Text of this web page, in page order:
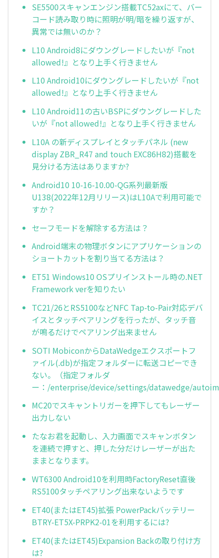
SE5500スキャンエンジン搭載TC52axにて、バー
コード読み取り時に照明が明/暗を繰り返すが、
異常では無いのか？
L10 Android8にダウングレードしたいが『not
allowed!』となり上手く行きません
L10 Android10にダウングレードしたいが『not
allowed!』となり上手く行きません
L10 Android11の古いBSPにダウングレードした
いが『not allowed!』となり上手く行きません
L10A の新ディスプレイとタッチパネル (new
display ZBR_R47 and touch EXC86H82)搭載を
見分ける方法はありますか?
Android10 10-16-10.00-QG系列最新版
U138(2022年12月リリース)はL10Aで利用可能で
すか？
セーフモードを解除する方法は？
Android端末の物理ボタンにアプリケーションの
ショートカットを割り当てる方法は？
ET51 Windows10 OSプリインストール時の.NET
Framework verを知りたい
TC21/26とRS5100などNFC Tap-to-Pair対応デバ
イスとタッチペアリングを行ったが、タッチ音
が鳴るだけでペアリング出来ません
SOTI MobiconからDataWedgeエクスポートフ
ァイル(.db)が指定フォルダーに転送コピーでき
ない。（指定フォルダ
ー：/enterprise/device/settings/datawedge/
MC20でスキャントリガーを押下してもレーザー
出力しない
たなお君を起動し、入力画面でスキャンボタン
を連続で押すと、押した分だけレーザーが出た
ままとなります。
WT6300 Android10を利用時FactoryReset直後
RS5100タッチペアリング出来ないようです
ET40(またはET45)拡張 PowerPackバッテリー
BTRY-ET5X-PRPK2-01を利用するには?
ET40(またはET45)Expansion Backの取り付け方
は?